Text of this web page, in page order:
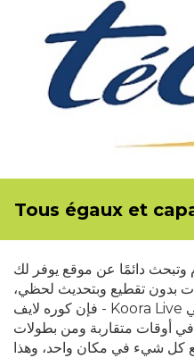
Tous égaux et
دائمًا عن موقع يوفر لك
بدون تقطيع وبتحديث لحظي،
فإن كوره لايف - Koora Live هو الوجهة التي لا غنى عنها. في
أوقات متقاربة ومن بطولات
كل شيء في مكان واحد، وهذا